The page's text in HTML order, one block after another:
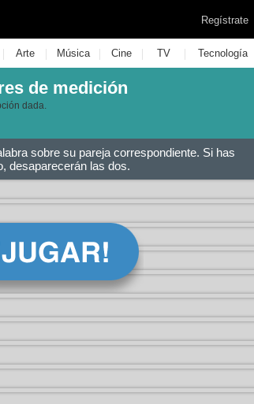
Regístrate
| Arte | Música | Cine | TV | Tecnología
de medición
dada.
sobre su pareja correspondiente. Si has
desaparecerán las dos.